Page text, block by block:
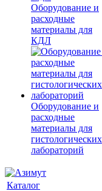
Оборудование и
расходные
материалы для
КДЛ
Оборудование и
расходные
материалы для
гистологических
лабораторий
Каталог